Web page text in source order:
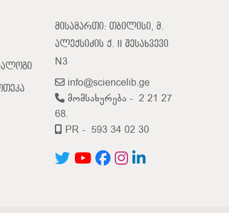
მისამართი: თბილისი, მ.
ალექსიძის ქ. II შესახვევი
N3
info@sciencelib.ge
მომსახურება - 2 21 27
68.
PR - 593 34 02 30